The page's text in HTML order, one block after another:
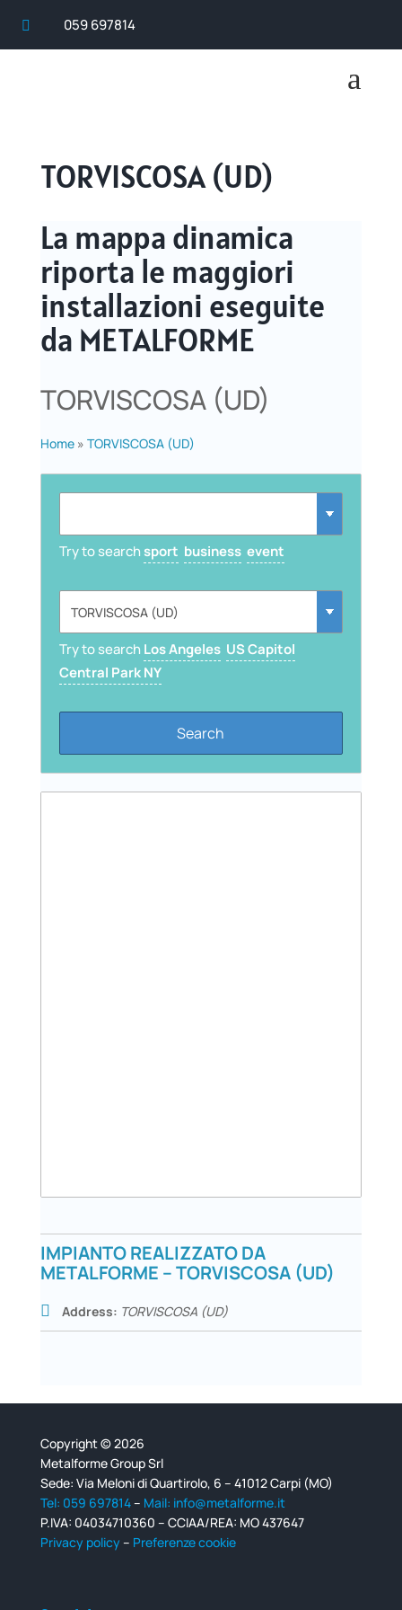
 059 697814
a
TORVISCOSA (UD)
La mappa dinamica
riporta le maggiori
installazioni eseguite
da METALFORME
TORVISCOSA (UD)
Home» TORVISCOSA (UD)
Try to searchsport business event
Try to searchLos Angeles US Capitol
Central Park NY
IMPIANTO REALIZZATO DA
METALFORME – TORVISCOSA (UD)
Address: TORVISCOSA (UD)
Copyright © 2026
Metalforme Group Srl
Sede: Via Meloni di Quartirolo, 6 – 41012 Carpi (MO)
Tel: 059 697814– Mail: info@metalforme.it
P.IVA: 04034710360 – CCIAA/REA: MO 437647
Privacy policy– Preferenze cookie